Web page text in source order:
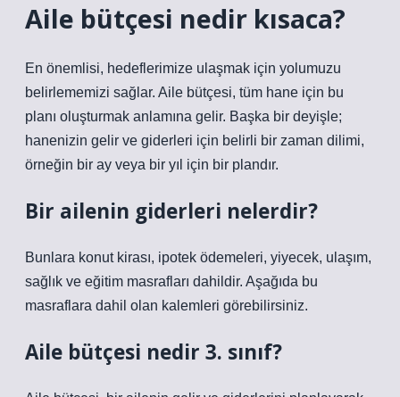
Aile bütçesi nedir kısaca?
En önemlisi, hedeflerimize ulaşmak için yolumuzu
belirlememizi sağlar. Aile bütçesi, tüm hane için bu
planı oluşturmak anlamına gelir. Başka bir deyişle;
hanenizin gelir ve giderleri için belirli bir zaman dilimi,
örneğin bir ay veya bir yıl için bir plandır.
Bir ailenin giderleri nelerdir?
Bunlara konut kirası, ipotek ödemeleri, yiyecek, ulaşım,
sağlık ve eğitim masrafları dahildir. Aşağıda bu
masraflara dahil olan kalemleri görebilirsiniz.
Aile bütçesi nedir 3. sınıf?